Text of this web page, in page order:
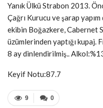
Yanık Ülkü Strabon 2013.
Çağrı Kurucu ve şarap yapım
ekibin Boğazkere,
üzümlerinden yaptığı kupaj.
8 ay dinlendirilmiş..
Keyif Notu:87.7
0
9